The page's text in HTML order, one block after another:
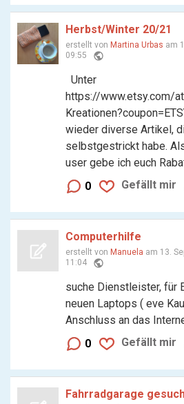
Herbst/Winter 20/21
erstellt von Martina Urbas am
09:55 public
Unter
https://www.etsy.com/
wieder diverse Artikel,
selbstgestrickt habe.
user gebe ich euch
0
Gefällt mir
Computerhilfe
erstellt von Manuela am 13.
11:04 public
suche Dienstleister, für
neuen Laptops ( eve
Anschluss an das
0
Gefällt mir
Fahrradgarage